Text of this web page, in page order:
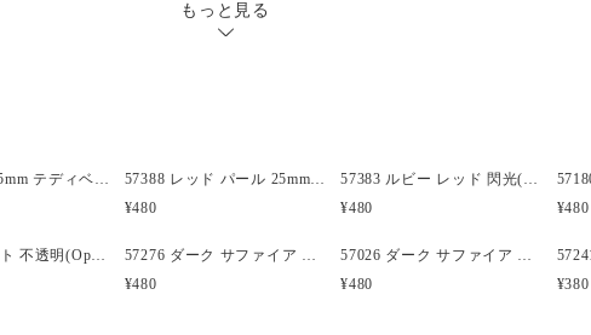
◆詳細
・原産国: 米国
・ビーズの個数: 100
もっと見る
57386 蓄光 25mm テディベア ポニービーズ (10個)
57388 レッド パール 25mm テディベア ポニービーズ (10個)
¥480
57383 ルビー レッド 閃光(Sparkle) 25mm テディベア ポニービーズ (10個)
¥480
¥480
57301 ホワイト 不透明(Opaque) 25mm 飛行機 ポニービーズ (10個)
57276 ダーク サファイア 透明 25mm ボート ポニービーズ (10個)
¥480
57026 ダーク サファイア 透明 25mm クルマ ポニービーズ (10個)
¥480
¥380